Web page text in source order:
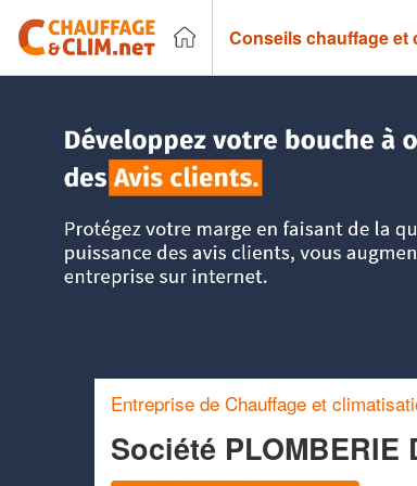
Conseils chauffage et
Entreprise de Chauffage et
Société PLOMBERIE